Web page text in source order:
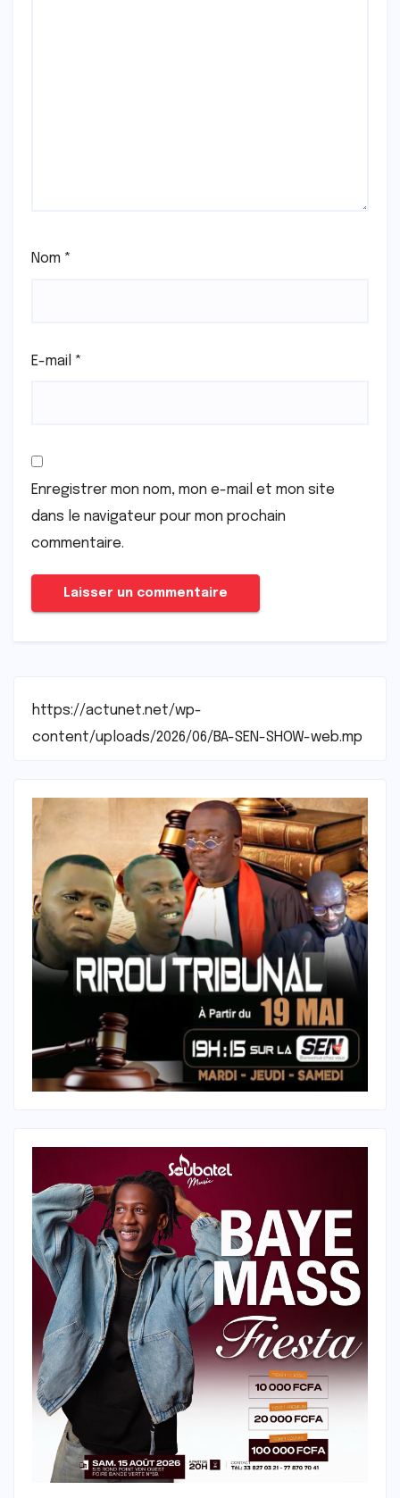
Nom *
E-mail *
Enregistrer mon nom, mon e-mail et mon site
dans le navigateur pour mon prochain
commentaire.
https://actunet.net/wp-
content/uploads/2026/06/BA-SEN-SHOW-web.mp